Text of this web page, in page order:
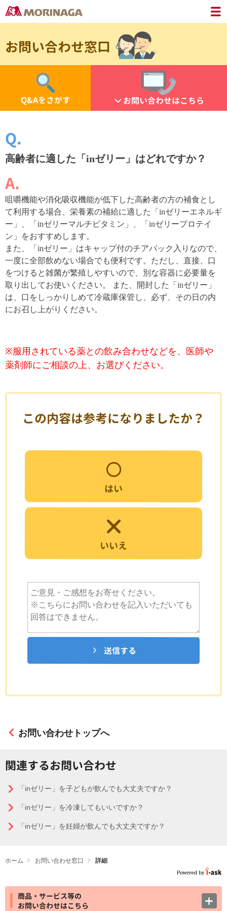
お問い合わせ窓口
Q&Aをさがす お問い合わせはこちら
高齢者に適した「inゼリー」はどれですか？
咀嚼機能や消化吸収機能が低下した高齢者の方の補食とし
て利用する場合、栄養素の補給に適した「inゼリーエネルギ
ー」、「inゼリーマルチビタミン」、「inゼリープロテイ
ン」をおすすめします。
また、「inゼリー」はキャップ付のチアパック入りなので、
一度に全部飲めない場合でも便利です。ただし、直接、口
をつけると雑菌が繁殖しやすいので、別な容器に必要量を
取り出してお使いください。 また、開封した「inゼリー」
は、口をしっかりしめて冷蔵庫保管し、必ず、その日の内
にお召し上がりください。
※服用されている薬との飲み合わせなどを、医師や
薬剤師にご相談の上、お選びください。
この内容は参考になりましたか？
はい
いいえ
送信する
お問い合わせトップへ
関連するお問い合わせ
「inゼリー」を子どもが飲んでも大丈夫ですか？
「inゼリー」を冷凍してもいいですか？
「inゼリー」を妊婦が飲んでも大丈夫ですか？
ホーム お問い合わせ窓口 詳細
商品・サービス等の
お問い合わせはこちら